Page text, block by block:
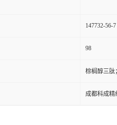
147732-56-7
98
棕榈醇三肽
成都科成精